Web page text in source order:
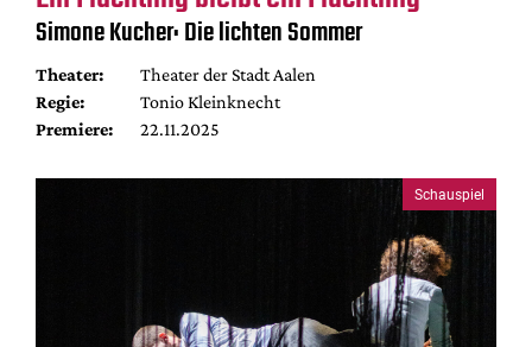
Mediadaten
Suche
Simone Kucher: Die lichten Sommer
Theater:
Theater der Stadt Aalen
Regie:
Tonio Kleinknecht
Premiere:
22.11.2025
Schauspiel